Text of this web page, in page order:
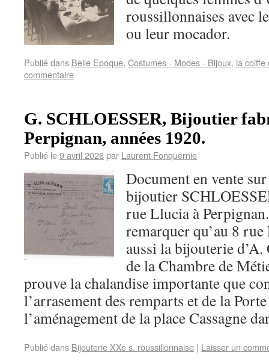
roussillonnaises avec
ou leur mocador.
Publié dans Belle Epoque, Costumes - Modes - Bijoux, la coiffe
commentaire
G. SCHLOESSER, Bijoutier
Perpignan, années 1920.
Publié le9 avril 2026par Laurent Fonquernie
Document en vente
bijoutier
rue Llucia à
remarquer qu’au 8
aussi la bijouterie
de la Chambre de
prouve la chalandise importante que
l’arrasement des remparts et de la
l’aménagement de la place Cassagne
Publié dans Bijouterie XXe s. roussillonnaise | Laisser un